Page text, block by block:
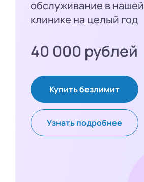
обслуживание в нашей
клинике на целый год
40 000 рублей
Купить безлимит
Узнать подробнее